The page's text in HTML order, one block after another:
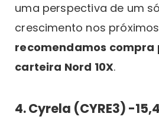
uma perspectiva de um
crescimento nos
recomendamos compra
carteira Nord 10X.
4. Cyrela (CYRE3) -